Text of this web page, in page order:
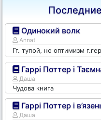
Одинокий волк
Annat
Гг. тупой, но оптимизм
Гаррі Поттер і
Даша
Чудова книга
Гаррі Поттер і
Даша